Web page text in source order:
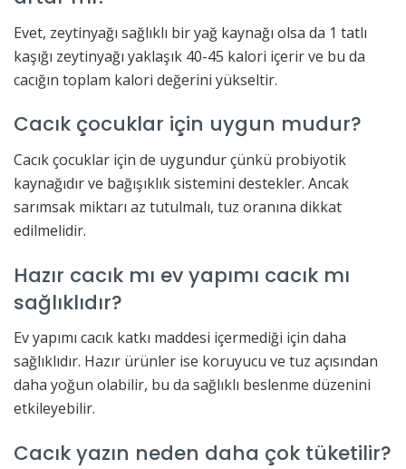
Evet, zeytinyağı sağlıklı bir yağ kaynağı olsa da 1 tatlı
kaşığı zeytinyağı yaklaşık 40-45 kalori içerir ve bu da
cacığın toplam kalori değerini yükseltir.
Cacık çocuklar için uygun mudur?
Cacık çocuklar için de uygundur çünkü probiyotik
kaynağıdır ve bağışıklık sistemini destekler. Ancak
sarımsak miktarı az tutulmalı, tuz oranına dikkat
edilmelidir.
Hazır cacık mı ev yapımı cacık mı
sağlıklıdır?
Ev yapımı cacık katkı maddesi içermediği için daha
sağlıklıdır. Hazır ürünler ise koruyucu ve tuz açısından
daha yoğun olabilir, bu da sağlıklı beslenme düzenini
etkileyebilir.
Cacık yazın neden daha çok tüketilir?